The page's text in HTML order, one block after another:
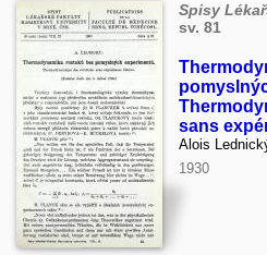
Spisy
sv. 81
sans
Alois
1930